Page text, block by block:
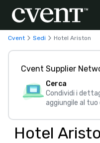
Cvent Sedi Hotel Ariston
Cvent Supplier
Cerca
Condividi i
aggiungile al tuo
Hotel